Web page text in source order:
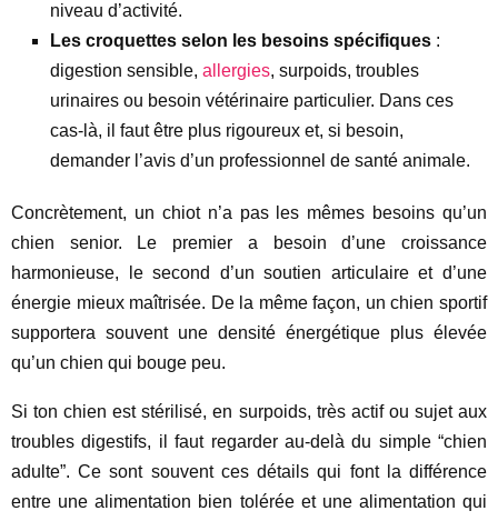
niveau d’activité.
Les croquettes selon les besoins spécifiques :
digestion sensible, allergies, surpoids, troubles
urinaires ou besoin vétérinaire particulier. Dans ces
cas-là, il faut être plus rigoureux et, si besoin,
demander l’avis d’un professionnel de santé animale.
Concrètement, un chiot n’a pas les mêmes besoins qu’un
chien senior. Le premier a besoin d’une croissance
harmonieuse, le second d’un soutien articulaire et d’une
énergie mieux maîtrisée. De la même façon, un chien sportif
supportera souvent une densité énergétique plus élevée
qu’un chien qui bouge peu.
Si ton chien est stérilisé, en surpoids, très actif ou sujet aux
troubles digestifs, il faut regarder au-delà du simple “chien
adulte”. Ce sont souvent ces détails qui font la différence
entre une alimentation bien tolérée et une alimentation qui